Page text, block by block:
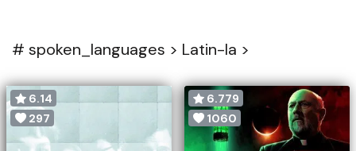
# spoken_languages > Latin-la >
6.14
297
6.779
1060